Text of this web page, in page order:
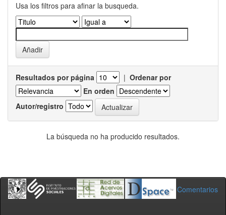
Usa los filtros para afinar la busqueda.
Resultados por página | Ordenar por
En orden
Autor/registro
La búsqueda no ha producido resultados.
Comentarios